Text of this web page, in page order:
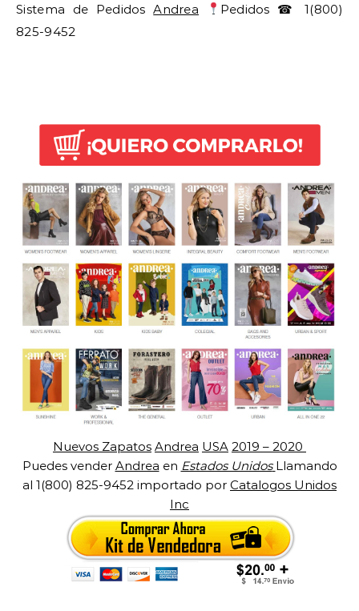
Sistema de PedidosAndrea
Pedidos ☎ 1(800)
825-9452
Nuevos Zapatos Andrea USA 2019 – 2020
Puedes vender Andrea en Estados Unidos Llamando
al 1(800) 825-9452 importado por Catalogos Unidos
Inc